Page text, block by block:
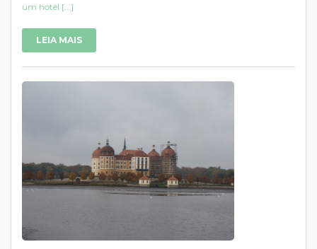
um hotel [...]
LEIA MAIS